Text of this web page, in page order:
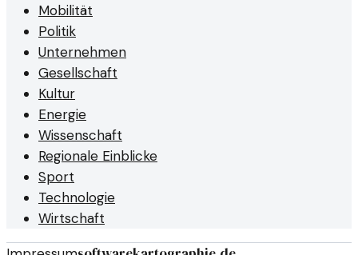
Mobilität
Politik
Unternehmen
Gesellschaft
Kultur
Energie
Wissenschaft
Regionale Einblicke
Sport
Technologie
Wirtschaft